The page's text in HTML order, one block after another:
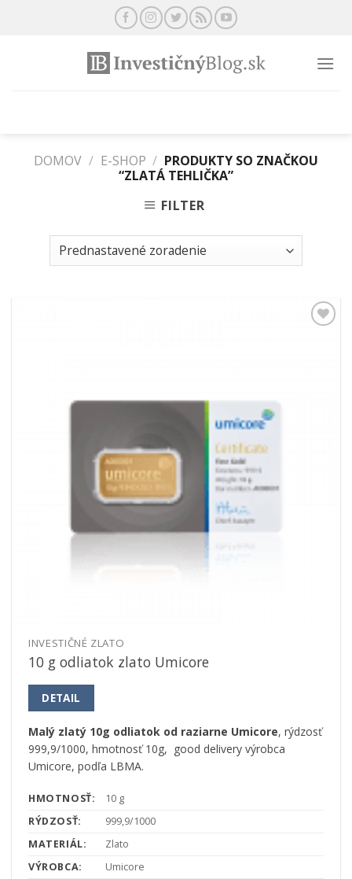
DOMOV / E-SHOP / PRODUKTY SO ZNAČKOU
“ZLATÁ TEHLIČKA”
FILTER
INVESTIČNÉ ZLATO
10 g odliatok zlato Umicore
DETAIL
Malý zlatý 10g odliatok od raziarne Umicore, rýdzosť
999,9/1000, hmotnosť 10g, good delivery výrobca
Umicore, podľa LBMA.
HMOTNOSŤ:
10 g
RÝDZOSŤ:
999,9/1000
MATERIÁL:
Zlato
VÝROBCA:
Umicore